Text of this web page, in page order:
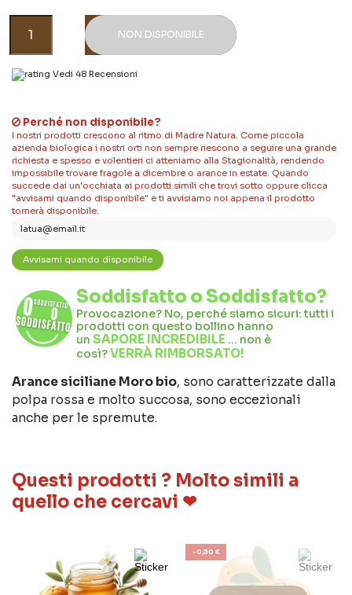
NON DISPONIBILE
Vedi 48 Recensioni
Perché non disponibile?
I nostri prodotti crescono al ritmo di Madre Natura. Come piccola
azienda biologica i nostri orti non sempre riescono a seguire una grande
richiesta e spesso e volentieri ci atteniamo alla Stagionalità, rendendo
impossibile trovare fragole a dicembre o arance in estate. Quando
succede dai un'occhiata ai prodotti simili che trovi sotto oppure clicca
"avvisami quando disponibile" e ti avvisiamo noi appena il prodotto
tornerà disponibile.
Soddisfatto o Soddisfatto?
Provocazione? No, perché siamo sicuri: tutti i
prodotti con questo bollino hanno
un SAPORE INCREDIBILE … non è
così?VERRÀ RIMBORSATO!
Arance siciliane Moro bio, sono caratterizzate dalla
polpa rossa e molto succosa, sono eccezionali
anche per le spremute.
Questi prodotti ? Molto simili a
quello che cercavi ❤
-0,50 €